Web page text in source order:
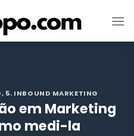
, 5. INBOUND MARKETING
em Marketing
medi-la